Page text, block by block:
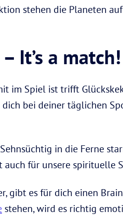
stehen die Planeten
It’s a match!
im Spiel ist trifft
bei deiner täglichen
in die Ferne
auch für unsere spirituelle
gibt es für dich einen
stehen, wird es richtig